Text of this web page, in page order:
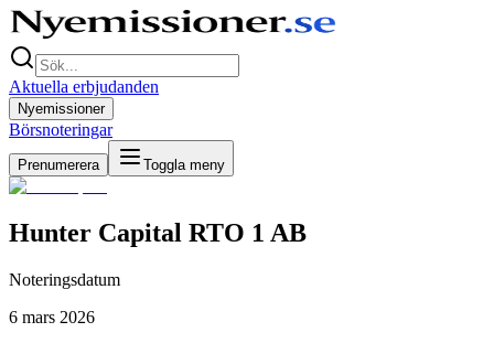
Aktuella erbjudanden
Nyemissioner
Börsnoteringar
Prenumerera Toggla meny
Hunter Capital RTO 1 AB
Noteringsdatum
6 mars 2026